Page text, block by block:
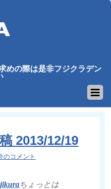
めの際は是非フジクラデン
2013/12/19
のコメント
ちょっとは